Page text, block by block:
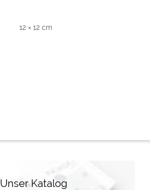
12 × 12 cm
Unser Katalog